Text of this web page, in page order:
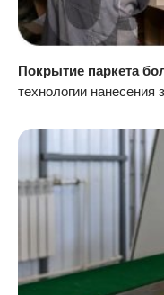
Покрытие паркета
технологии нанесения